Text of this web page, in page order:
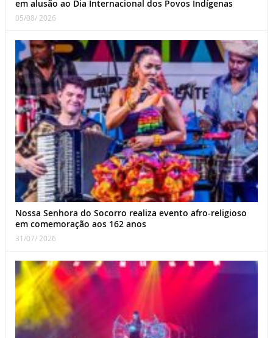
em alusão ao Dia Internacional dos Povos Indígenas
05/08/ 2026
Nossa Senhora do Socorro realiza evento afro-religioso
em comemoração aos 162 anos
31/07/ 2026